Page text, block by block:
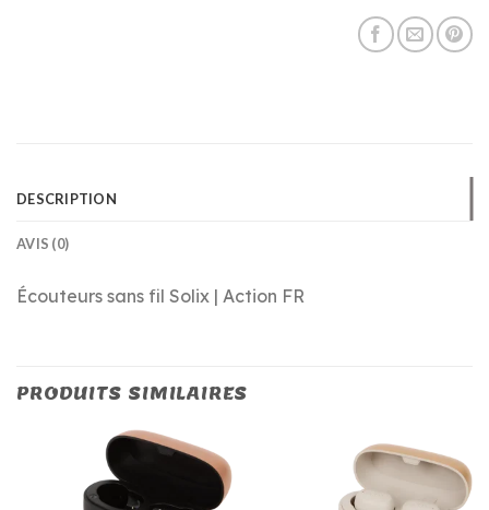
DESCRIPTION
AVIS (0)
Écouteurs sans fil Solix | Action FR
PRODUITS SIMILAIRES